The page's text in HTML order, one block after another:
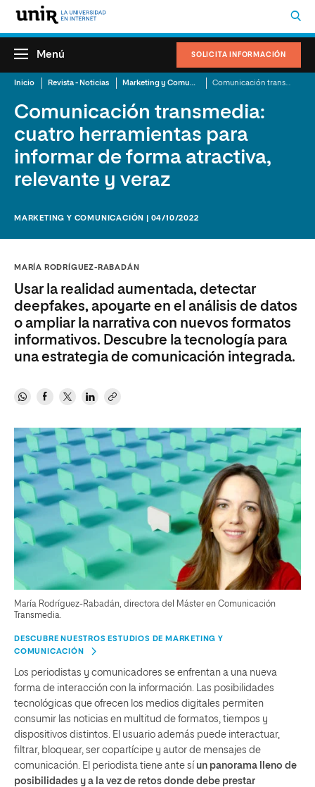
SOLICITA INFORMACIÓN
Menú
Inicio Revista - Noticias Marketing y Comunicación
Comunicación transmedia:
cuatro herramientas para
informar de forma atractiva,
relevante y veraz
MARKETING Y COMUNICACIÓN | 04/10/2022
MARÍA RODRÍGUEZ-RABADÁN
Usar la realidad aumentada, detectar
deepfakes, apoyarte en el análisis de datos
o ampliar la narrativa con nuevos formatos
informativos. Descubre la tecnología para
una estrategia de comunicación integrada.
María Rodríguez-Rabadán, directora del Máster en Comunicación
Transmedia.
DESCUBRE NUESTROS ESTUDIOS DE MARKETING Y
COMUNICACIÓN
Los periodistas y comunicadores se enfrentan a una nueva
forma de interacción con la información. Las posibilidades
tecnológicas que ofrecen los medios digitales permiten
consumir las noticias en multitud de formatos, tiempos y
dispositivos distintos. El usuario además puede interactuar,
filtrar, bloquear, ser copartícipe y autor de mensajes de
comunicación. El periodista tiene ante sí un panorama lleno de
posibilidades y a la vez de retos donde debe prestar